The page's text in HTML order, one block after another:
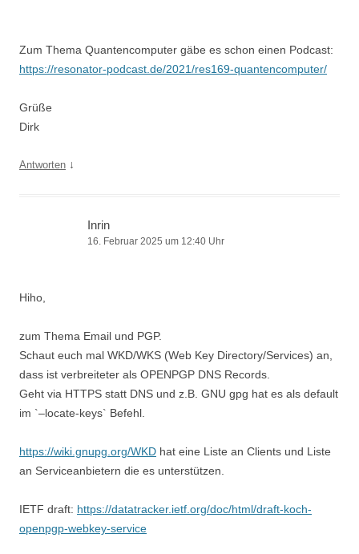
Zum Thema Quantencomputer gäbe es schon einen Podcast:
https://resonator-podcast.de/2021/res169-quantencomputer/
Grüße
Dirk
Antworten ↓
Inrin
16. Februar 2025 um 12:40 Uhr
Hiho,
zum Thema Email und PGP.
Schaut euch mal WKD/WKS (Web Key Directory/Services) an,
dass ist verbreiteter als OPENPGP DNS Records.
Geht via HTTPS statt DNS und z.B. GNU gpg hat es als default
im `–locate-keys` Befehl.
https://wiki.gnupg.org/WKD hat eine Liste an Clients und Liste
an Serviceanbietern die es unterstützen.
IETF draft: https://datatracker.ietf.org/doc/html/draft-koch-
openpgp-webkey-service